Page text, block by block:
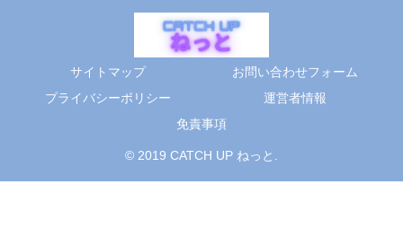
サイトマップ
お問い合わせフォーム
プライバシーポリシー
運営者情報
免責事項
© 2019 CATCH UP ねっと.